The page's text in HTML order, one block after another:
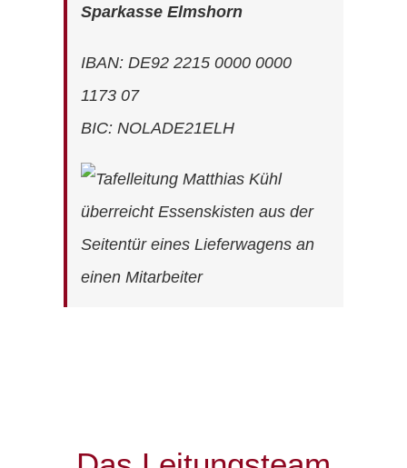
Sparkasse Elmshorn
IBAN: DE92 2215 0000 0000
1173 07
BIC: NOLADE21ELH